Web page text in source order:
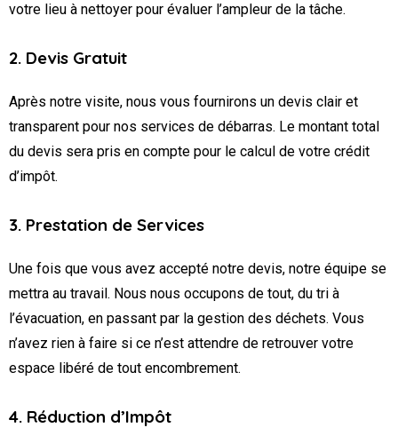
votre lieu à nettoyer pour évaluer l’ampleur de la tâche.
2. Devis Gratuit
Après notre visite, nous vous fournirons un devis clair et
transparent pour nos services de débarras. Le montant total
du devis sera pris en compte pour le calcul de votre crédit
d’impôt.
3. Prestation de Services
Une fois que vous avez accepté notre devis, notre équipe se
mettra au travail. Nous nous occupons de tout, du tri à
l’évacuation, en passant par la gestion des déchets. Vous
n’avez rien à faire si ce n’est attendre de retrouver votre
espace libéré de tout encombrement.
4. Réduction d’Impôt